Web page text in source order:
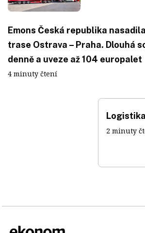
Emons Česká republika
trase Ostrava – Praha. Dlouhá
denně a uveze až 104 europalet
4 minuty čtení
2 minuty